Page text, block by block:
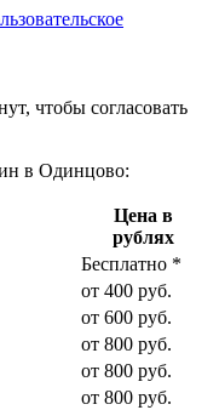
чтобы согласовать
в Одинцово:
Цена в
рублях
Бесплатно *
от 400 руб.
от 600 руб.
от 800 руб.
от 800 руб.
от 800 руб.